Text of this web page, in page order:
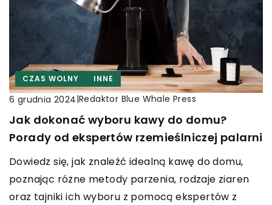
CZAS WOLNY INNE
6 grudnia 2024|Redaktor Blue Whale Press
Jak dokonać wyboru kawy do domu?
Porady od ekspertów rzemieślniczej palarni
Dowiedz się, jak znaleźć idealną kawę do domu,
poznając różne metody parzenia, rodzaje ziaren
oraz tajniki ich wyboru z pomocą ekspertów z